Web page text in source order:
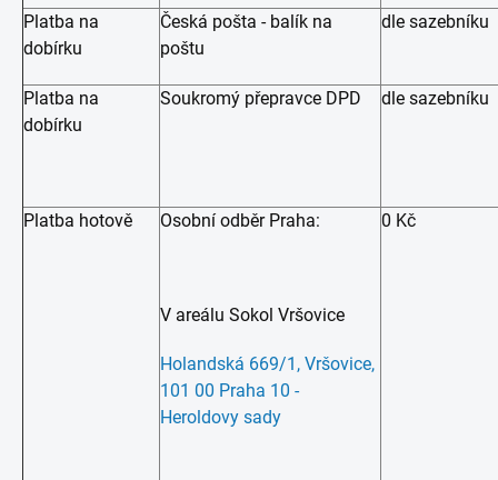
Platba na
dobírku
Česká pošta - balík na
poštu
dle sazebníku
Platba na
dobírku
Soukromý přepravce DPD dle sazebníku
Platba hotově Osobní odběr Praha:
V areálu Sokol Vršovice
Holandská 669/1, Vršovice,
101 00 Praha 10 -
Heroldovy sady
0 Kč